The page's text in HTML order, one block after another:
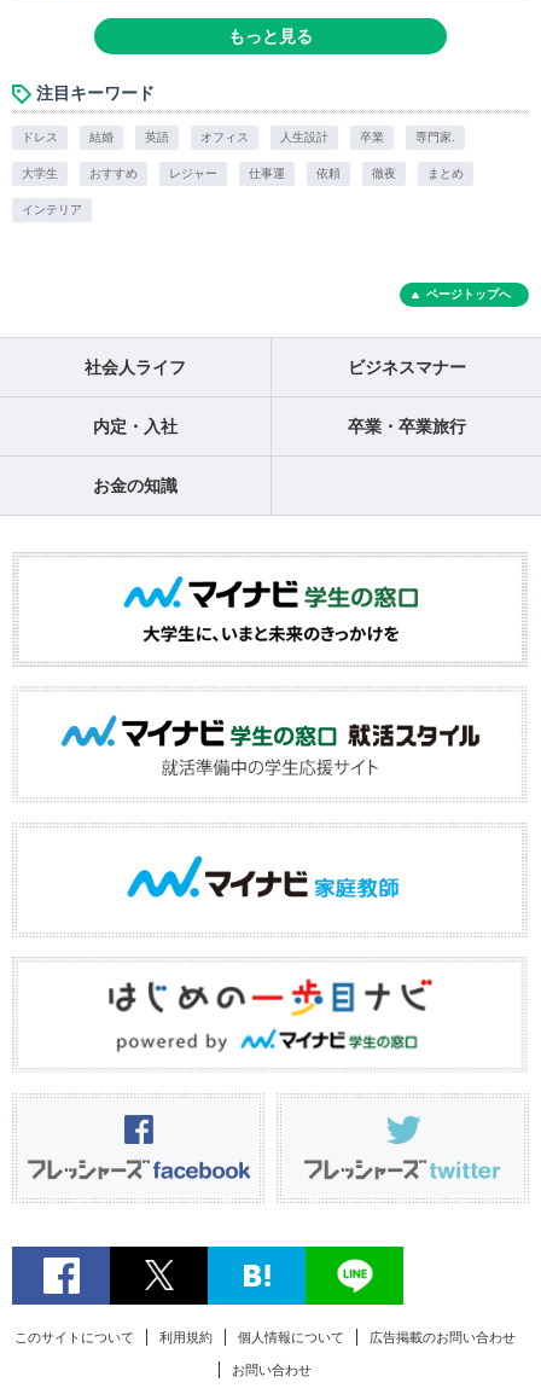
もっと見る
注目キーワード
ドレス 結婚 英語 オフィス 人生設計 卒業 専門家.
大学生 おすすめ レジャー 仕事運 依頼 徹夜 まとめ
インテリア
ページトップへ
社会人ライフ ビジネスマナー
内定・入社 卒業・卒業旅行
お金の知識
このサイトについて 利用規約 個人情報について 広告掲載のお問い合わせ
お問い合わせ